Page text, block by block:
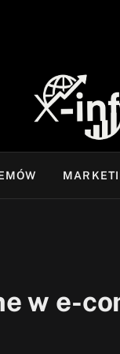
w e-